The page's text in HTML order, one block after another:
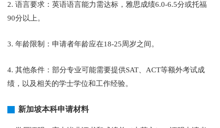
2. 语言要求：英语语言能力需达标，雅思成绩6.0-6.5分或托福
90分以上。
3. 年龄限制：申请者年龄应在18-25周岁之间。
4. 其他条件：部分专业可能需要提供SAT、ACT等额外考试成
绩，以及相关的学士学位和工作经验。
新加坡本科申请材料